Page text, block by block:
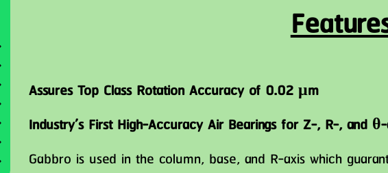
Assures Top Class Rotation Accuracy of 0.02 μm
Industry’s First High-Accuracy Air Bearings for Z-, R-, and
Gabbro is used in the column, base, and R-axis which